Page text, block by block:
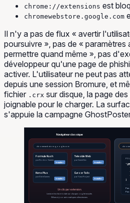
chrome://extensions est
chromewebstore.google.com
Il n'y a pas de flux « avertir
poursuivre », pas de « paramètres
permettre quand même », pas
développeur qu'une page de
activer. L'utilisateur ne peut pas
depuis une session Bromure, et
fichier .crx sur disque, la page
joignable pour le charger. La
s'appuie la campagne
Navigateur classique
chromewebstore.google.com
Formula Rush
par Rodeo Games
Installer
Teleside Web
par GameGen
Installer
Keno Plus
par SideGames
Installer
Cursor Tails
par Yana Project
Installer
Un clic par extension.
Lecture/écriture totale sur chaque onglet ensuite.
Mises à jour automatiques silencieuses.
]
Pas
Pas